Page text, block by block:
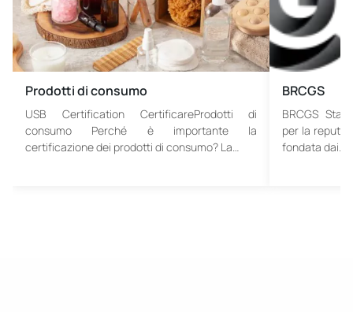
Prodotti di consumo
USB Certification CertificareProdotti di
consumo Perché è importante la
certificazione dei prodotti di consumo? La…
BRCGS
BRCGS
per la
fondata dai…